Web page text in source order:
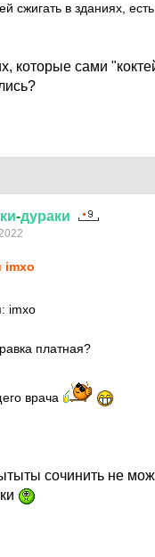
сжигать в зданиях,
которые сами
-дураки
imxo
imxo
платная?
врача
сочинить не